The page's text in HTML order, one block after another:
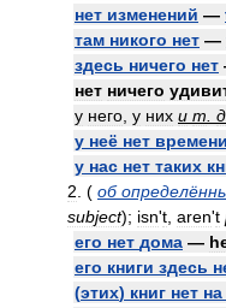
нет изменений —
там никого нет —
здесь ничего нет
нет ничего
у него у них и т д
у неё нет времени
у нас нет таких
2 . ( об
subject); isn't aren't
его нет дома —
его книги здесь
(этих) книг нет на